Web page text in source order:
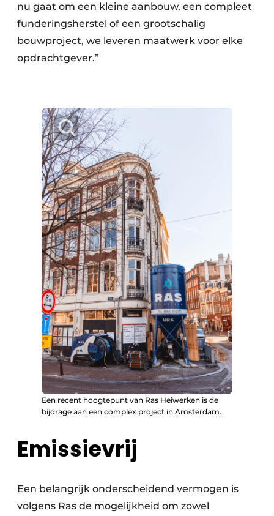
nu gaat om een kleine aanbouw, een compleet
funderingsherstel of een grootschalig
bouwproject, we leveren maatwerk voor elke
opdrachtgever.”
Een recent hoogtepunt van Ras Heiwerken is de
bijdrage aan een complex project in Amsterdam.
Emissievrij
Een belangrijk onderscheidend vermogen is
volgens Ras de mogelijkheid om zowel